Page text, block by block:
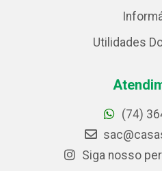
Utilidades
(74)
Siga nosso